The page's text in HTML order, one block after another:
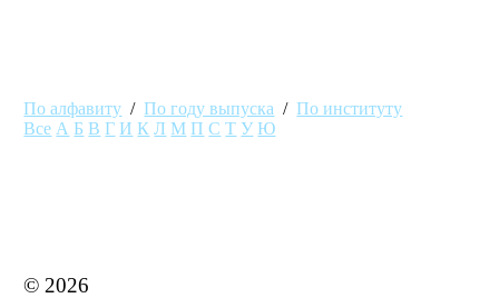
По алфавиту /По году выпуска /По институту
Все А Б В Г И К Л М П С Т У Ю
© 2026